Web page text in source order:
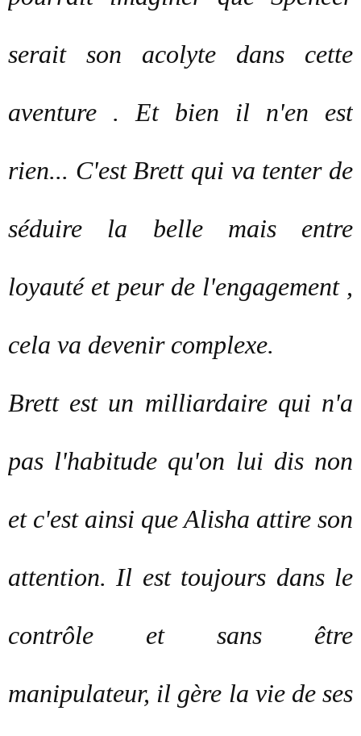
serait son acolyte dans cette
aventure . Et bien il n'en est
rien... C'est Brett qui va tenter de
séduire la belle mais entre
loyauté et peur de l'engagement ,
cela va devenir complexe.
Brett est un milliardaire qui n'a
pas l'habitude qu'on lui dis non
et c'est ainsi que Alisha attire son
attention. Il est toujours dans le
contrôle et sans être
manipulateur, il gère la vie de ses